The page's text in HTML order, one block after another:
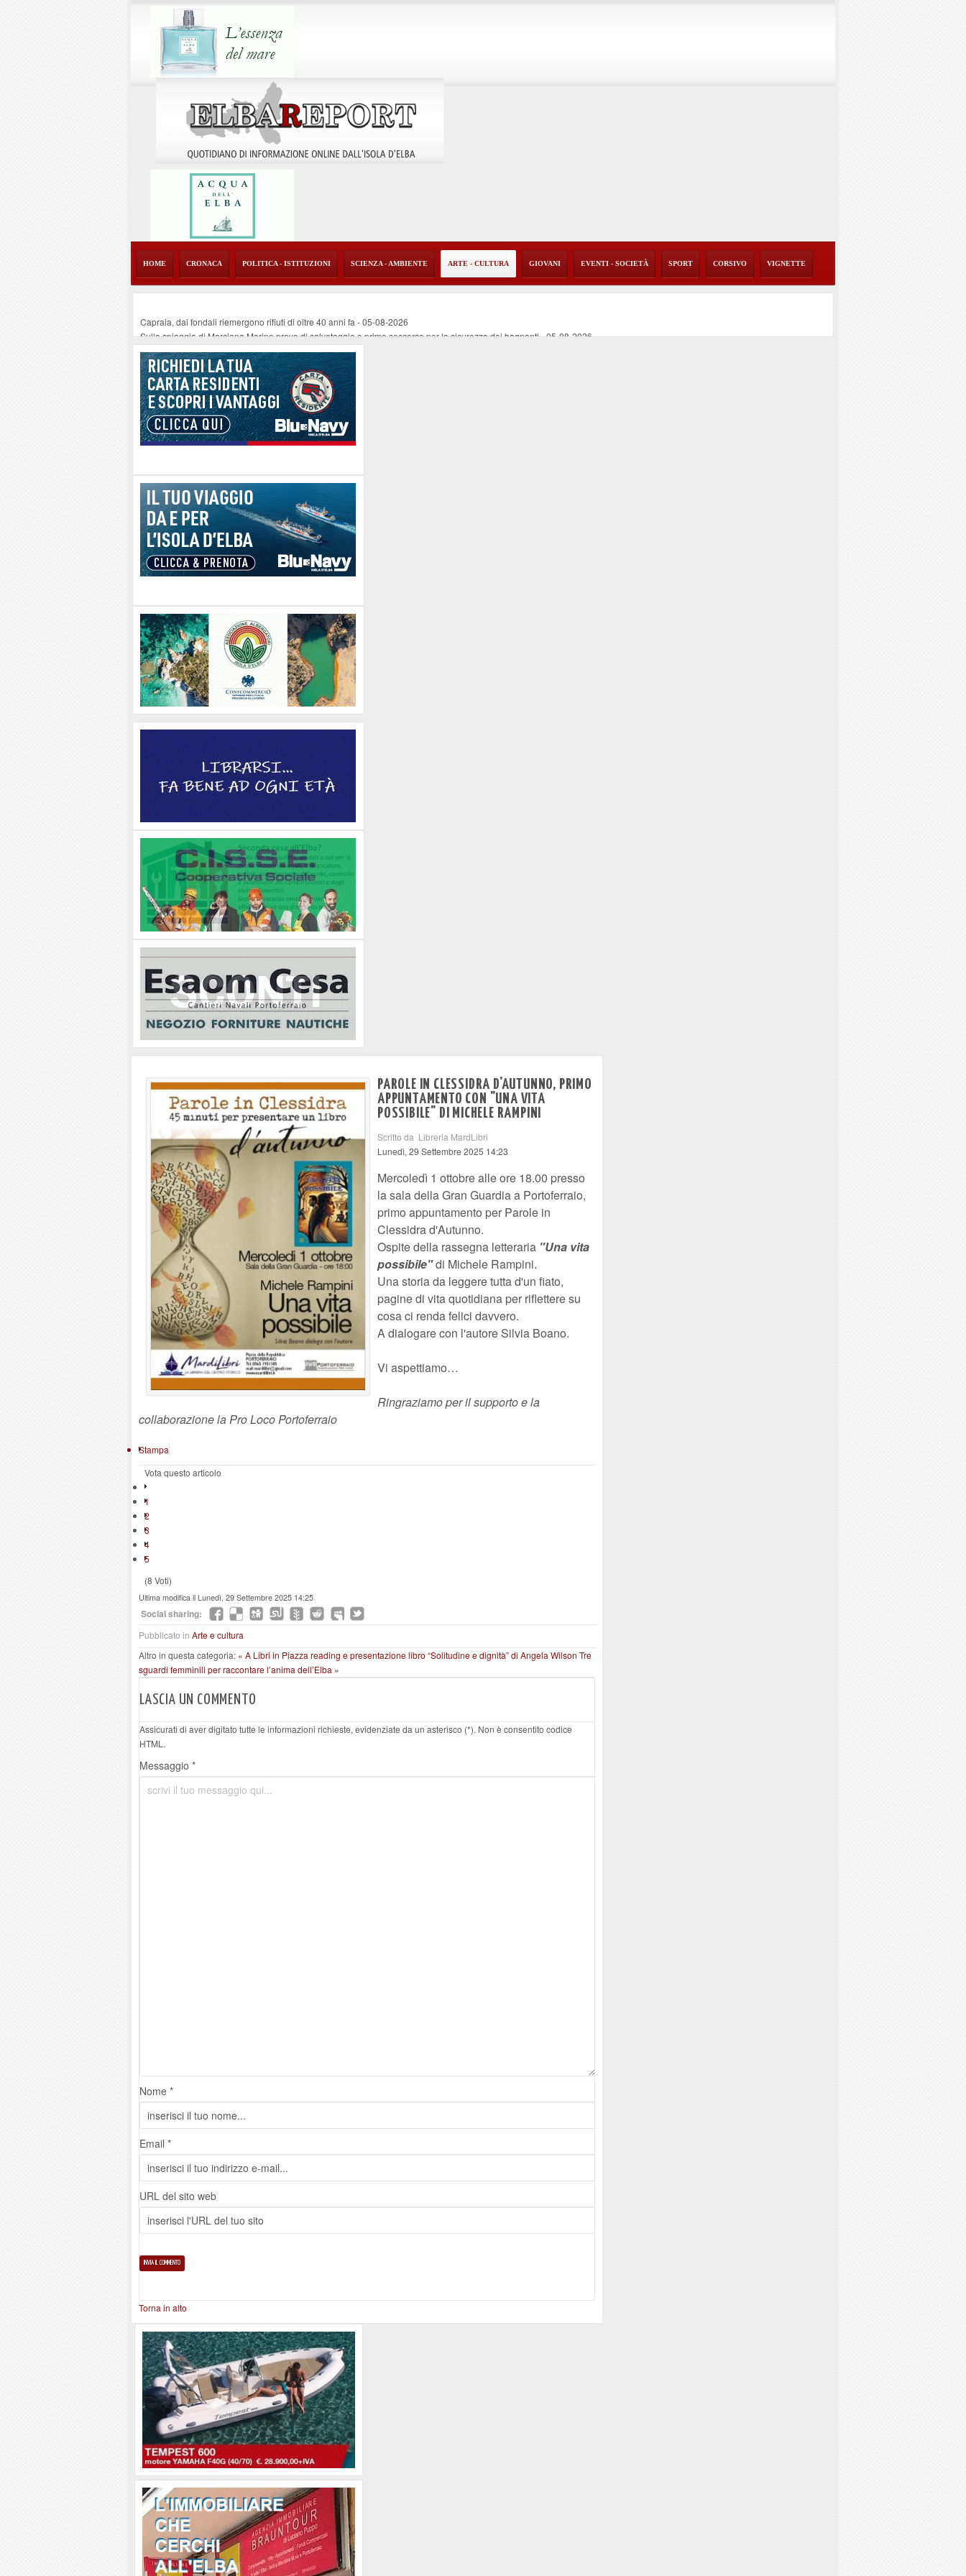
HOME CRONACA POLITICA - ISTITUZIONI SCIENZA - AMBIENTE ARTE - CULTURA GIOVANI EVENTI - SOCIETÀ SPORT CORSIVO VIGNETTE
Capraia, dai fondali riemergono rifiuti di oltre 40 anni fa -05-08-2026
Sulla spiaggia di Marciana Marina prove di salvataggio e primo soccorso per la sicurezza dei bagnanti-05-08-2026
Rotta Elba–Bali: il viaggio impossibile di Moira Lena Tassi approda al Museo Bolano
Il 9 e 11 agosto, due passeggiate alla scoperta di chiese, santi, antichi vigneti e mulini
Danilo Casali, marinaio decorato dell’Elba e la straordinaria traversata con la nave “Pietro Orseolo”
PAROLE IN CLESSIDRA D'AUTUNNO, PRIMO
APPUNTAMENTO CON "UNA VITA
POSSIBILE" DI MICHELE RAMPINI
Scritto da Libreria MardLibri
Lunedì, 29 Settembre 2025 14:23
Mercoledì 1 ottobre alle ore 18.00 presso
la sala della Gran Guardia a Portoferraio,
primo appuntamento per Parole in
Clessidra d'Autunno.
Ospite della rassegna letteraria "Una vita
possibile"di Michele Rampini.
Una storia da leggere tutta d'un fiato,
pagine di vita quotidiana per riflettere su
cosa ci renda felici davvero.
A dialogare con l'autore Silvia Boano.
Vi aspettiamo…
Ringraziamo per il supporto e la
collaborazione la Pro Loco Portoferraio
Stampa
Vota questo articolo
1
2
3
4
5
(8 Voti)
Ultima modifica il Lunedì, 29 Settembre 2025 14:25
Social sharing:
Pubblicato in Arte e cultura
Altro in questa categoria: « A Libri in Piazza reading e presentazione libro “Solitudine e dignità” di Angela Wilson Tre
sguardi femminili per raccontare l’anima dell’Elba »
LASCIA UN COMMENTO
Assicurati di aver digitato tutte le informazioni richieste, evidenziate da un asterisco (*). Non è consentito codice
HTML.
Messaggio *
Nome *
Email *
URL del sito web
Torna in alto